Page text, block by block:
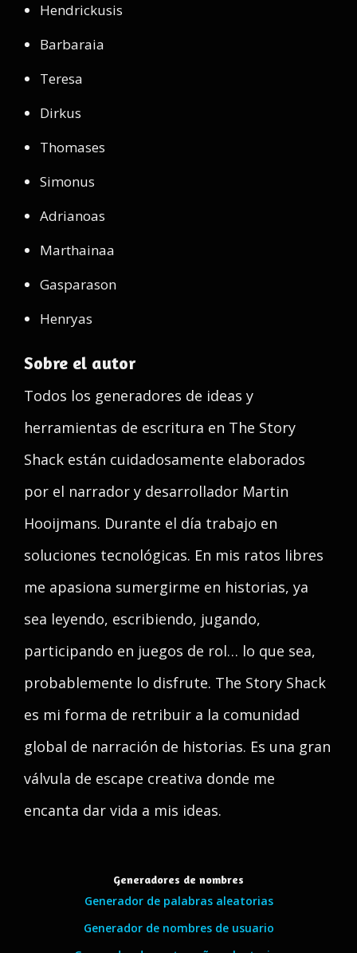
Hendrickusis
Barbaraia
Teresa
Dirkus
Thomases
Simonus
Adrianoas
Marthainaa
Gasparason
Henryas
Sobre el autor
Todos los generadores de ideas y
herramientas de escritura en The Story
Shack están cuidadosamente elaborados
por el narrador y desarrollador Martin
Hooijmans. Durante el día trabajo en
soluciones tecnológicas. En mis ratos libres
me apasiona sumergirme en historias, ya
sea leyendo, escribiendo, jugando,
participando en juegos de rol… lo que sea,
probablemente lo disfrute. The Story Shack
es mi forma de retribuir a la comunidad
global de narración de historias. Es una gran
válvula de escape creativa donde me
encanta dar vida a mis ideas.
Generadores de nombres
Generador de palabras aleatorias
Generador de nombres de usuario